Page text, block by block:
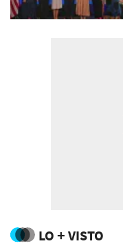
LO + VISTO